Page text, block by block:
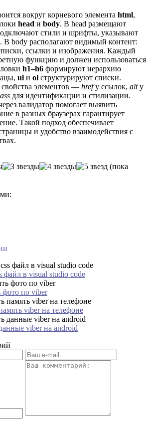
вокруг корневого элемента html,
head и body. В head размещают
стили и шрифты, указывают
В body располагают видимый контент:
ссылки и изображения. Каждый
функцию и должен использоваться
h1–h6 формируют иерархию
ul и ol структурируют списки.
элементов — hrefу ссылок, altу
для идентификации и стилизации.
валидатор помогает выявить
в разных браузерах гарантирует
Такой подход обеспечивает
и удобство взаимодействия с
(пока
файл в visual studio code
фото по viber
viber на телефоне
viber на android